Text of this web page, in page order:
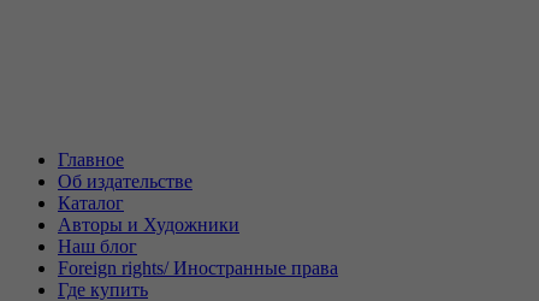
Главное
Об издательстве
Каталог
Авторы и Художники
Наш блог
Foreign rights/ Иностранные права
Где купить